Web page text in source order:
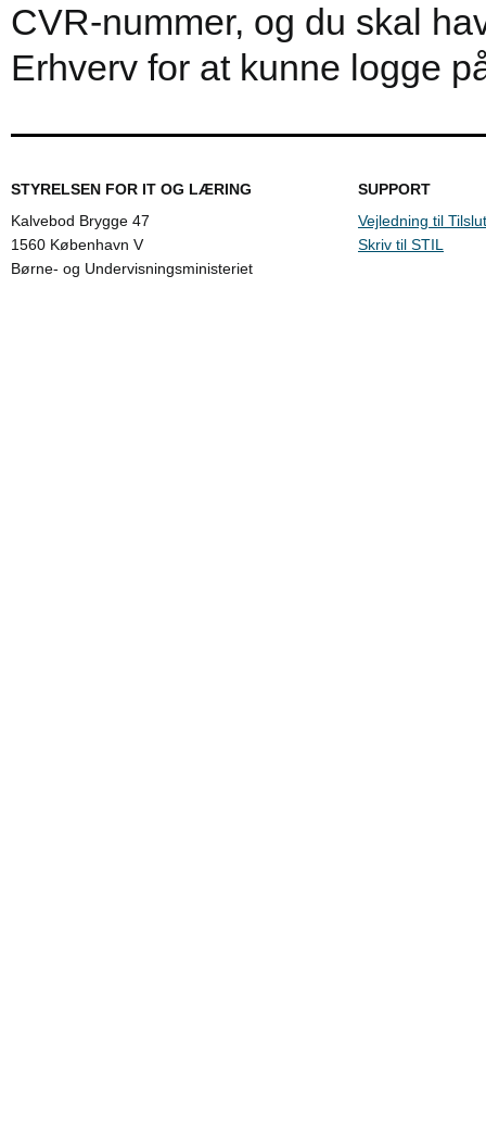
CVR-nummer, og du skal
Erhverv for at kunne logge
STYRELSEN FOR IT OG LÆRING
Kalvebod Brygge 47
1560 København V
Børne- og Undervisningsministeriet
SUPPORT
Vejledning til
Skriv til STIL